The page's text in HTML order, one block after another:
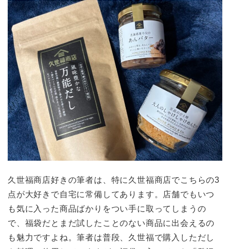
久世福商店好きの筆者は、特に久世福商店でこちらの3
点が大好きで自宅に常備してあります。店舗でもいつ
も気に入った商品ばかりをつい手に取ってしまうの
で、福袋だとまだ試したことのない商品に出会えるの
も魅力ですよね。筆者は普段、久世福で購入しただし